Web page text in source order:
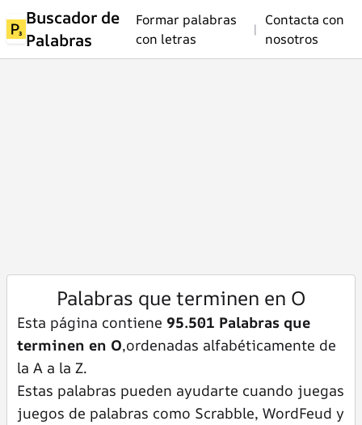
Buscador de
Palabras
Formar palabras
con letras
|
Contacta con
nosotros
Palabras que terminen en O
Esta página contiene 95.501 Palabras que
terminen en O,ordenadas alfabéticamente de
la A a la Z.
Estas palabras pueden ayudarte cuando juegas
juegos de palabras como Scrabble, WordFeud y